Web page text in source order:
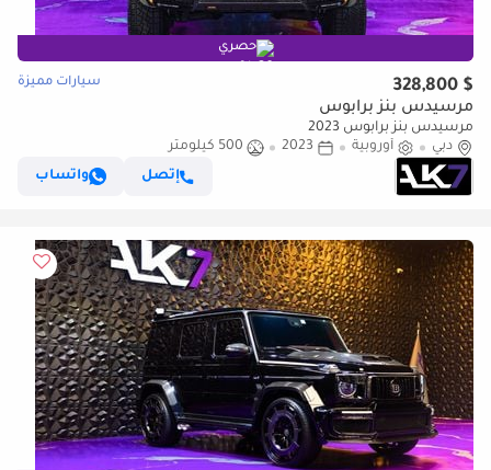
حصري
$ 328,800 سيارات مميزة
مرسيدس بنز برابوس
مرسيدس بنز برابوس 2023
دبي
أوروبية 2023
500 كيلومتر
إتصل
واتساب